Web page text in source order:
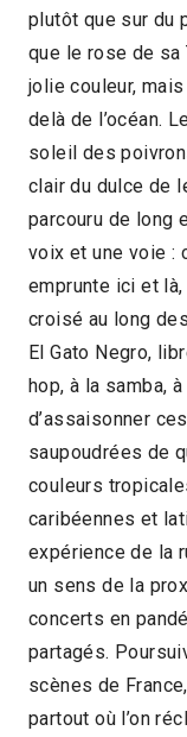
plutôt que sur du
que le rose de sa
jolie couleur, mais
delà de l’océan.
soleil des
clair du dulce de
parcouru de long
voix et une voie :
emprunte ici et
croisé au long
El Gato Negro,
hop, à la samba,
d’assaisonner
saupoudrées de
couleurs
caribéennes et
expérience de la
un sens de la
concerts en
partagés.
scènes de
partout où l’on